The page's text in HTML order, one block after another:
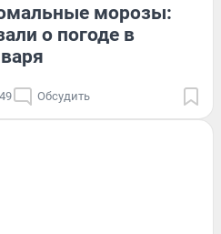
морозы:
о погоде в
Обсудить